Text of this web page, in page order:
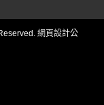
網頁設計公